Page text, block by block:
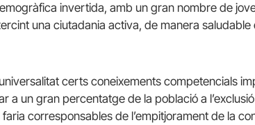
invertida, amb un gran nombre de
una ciutadania activa, de manera saludable
certs coneixements competencials
a un gran percentatge de la població a
corresponsables de l’empitjorament de la